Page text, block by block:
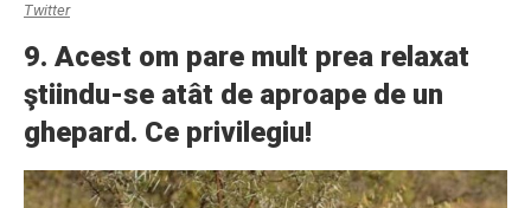
Twitter
9. Acest om pare mult prea relaxat
ştiindu-se atât de aproape de un
ghepard. Ce privilegiu!